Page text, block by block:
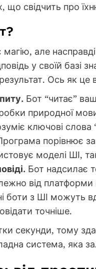
що свідчить про
магію, але
у своїй базі
результат. Ось як
Бот “читає”
природної
ключові слова
порівнює
моделі ШІ,
Бот надсилає
від
боти з ШІ можуть
точніше.
секунди, тому
система, яка